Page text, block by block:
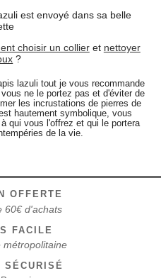
est envoyé dans sa belle
choisir un collieret nettoyer
?
lazuli tout je vous recommande
ne le portez pas et d'éviter de
les incrustations de pierres de
hautement symbolique, vous
qui vous l'offrez et qui le portera
de la vie.
OFFERTE
60€ d'achats
FACILE
métropolitaine
SÉCURISÉ